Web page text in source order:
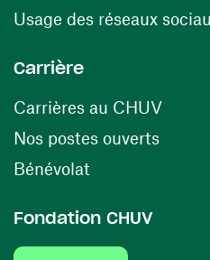
Usage des réseaux
Carrière
Carrières au CHUV
Nos postes ouverts(ouvre
Bénévolat
Fondation CHUV